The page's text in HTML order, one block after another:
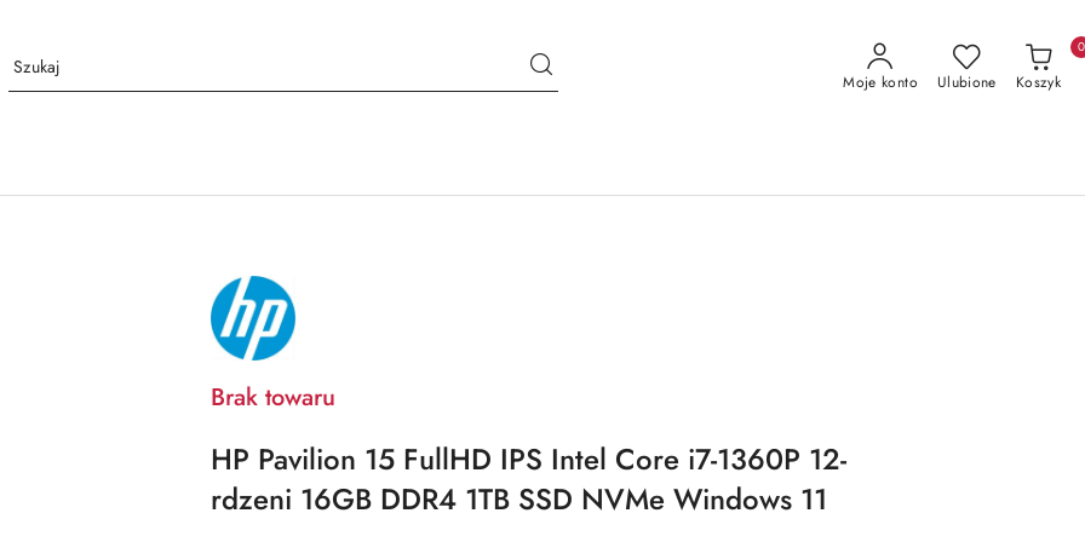
Moje konto Ulubione Koszyk
0
NAZWA
PRODUCENTA:
HP
Brak towaru
HP Pavilion 15 FullHD IPS Intel Core i7-1360P 12-
rdzeni 16GB DDR4 1TB SSD NVMe Windows 11